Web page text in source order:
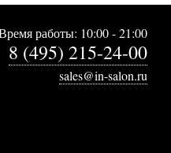
работы: 10:00 - 21:00
8 (495) 215-24-00
sales@in-salon.ru